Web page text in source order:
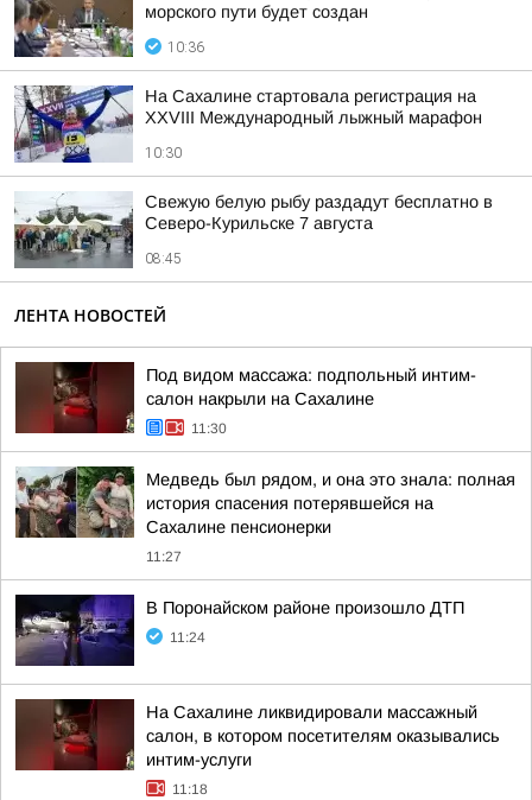
морского пути будет создан
10:36
На Сахалине стартовала регистрация на
XXVIII Международный лыжный марафон
10:30
Свежую белую рыбу раздадут бесплатно в
Северо-Курильске 7 августа
08:45
ЛЕНТА НОВОСТЕЙ
Под видом массажа: подпольный интим-
салон накрыли на Сахалине
11:30
Медведь был рядом, и она это знала: полная
история спасения потерявшейся на
Сахалине пенсионерки
11:27
В Поронайском районе произошло ДТП
11:24
На Сахалине ликвидировали массажный
салон, в котором посетителям оказывались
интим-услуги
11:18